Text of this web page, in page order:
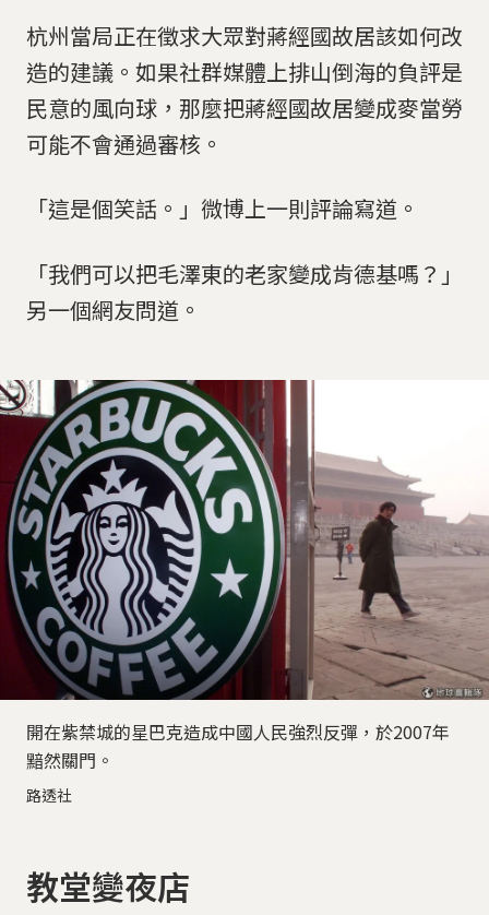
杭州當局正在徵求大眾對蔣經國故居該如何改
造的建議。如果社群媒體上排山倒海的負評是
民意的風向球，那麼把蔣經國故居變成麥當勞
可能不會通過審核。
「這是個笑話。」微博上一則評論寫道。
「我們可以把毛澤東的老家變成肯德基嗎？」
另一個網友問道。
開在紫禁城的星巴克造成中國人民強烈反彈，於2007年
黯然關門。
路透社
教堂變夜店